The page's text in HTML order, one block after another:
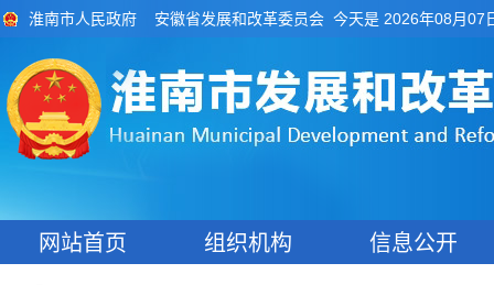
淮南市人民政府 安徽省发展和改革委员会 今天是 2026年08月07
网站首页 组织机构 信息公开